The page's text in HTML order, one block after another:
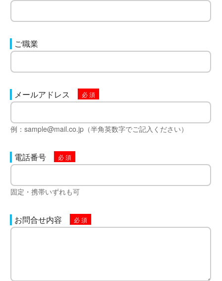
ご職業
メールアドレス
例：sample@mail.co.jp（半角英数字でご記入ください）
電話番号
固定・携帯いずれも可
お問合せ内容